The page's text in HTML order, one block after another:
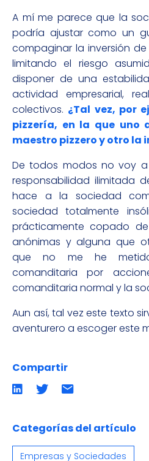
A mí me parece que la
podría ajustar como un
compaginar la inversión
limitando el riesgo
disponer de una
actividad empresarial,
colectivos. ¿Tal vez, por
pizzería, en la que uno
maestro pizzero y otro la
De todos modos no voy
responsabilidad ilimitada
hace a la sociedad
sociedad totalmente
prácticamente copado
anónimas y alguna que
que no me he
comanditaria por
comanditaria normal y la
Aun así, tal vez este texto
aventurero a escoger este
Compartir
Compartir
en
Compartir
en
Compartir
por
email
Categorías del artículo
Empresas y Sociedades